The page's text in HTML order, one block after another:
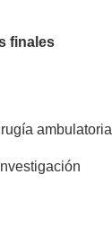
finales
ambulatoria